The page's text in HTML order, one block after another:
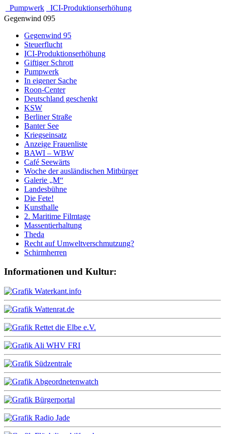
Pumpwerk
ICI-Produktionserhöhung
Gegenwind 095
Gegenwind 95
Steuerflucht
ICI-Produktionserhöhung
Giftiger Schrott
Pumpwerk
In eigener Sache
Roon-Center
Deutschland geschenkt
KSW
Berliner Straße
Banter See
Kriegseinsatz
Anzeige Frauenliste
BAWI – WBW
Café Seewärts
Woche der ausländischen Mitbürger
Galerie „M“
Landesbühne
Die Fete!
Kunsthalle
2. Maritime Filmtage
Massentierhaltung
Theda
Recht auf Umweltverschmutzung?
Schirmherren
Informationen und Kultur: